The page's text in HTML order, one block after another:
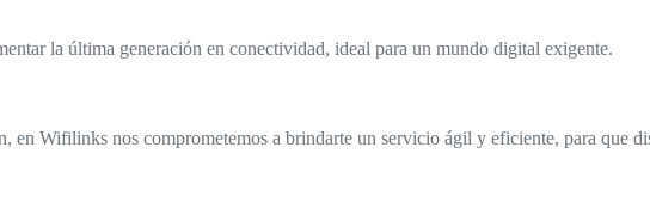
la última generación en conectividad, ideal para un mundo digital exigente.
Wifilinks nos comprometemos a brindarte un servicio ágil y eficiente, para que